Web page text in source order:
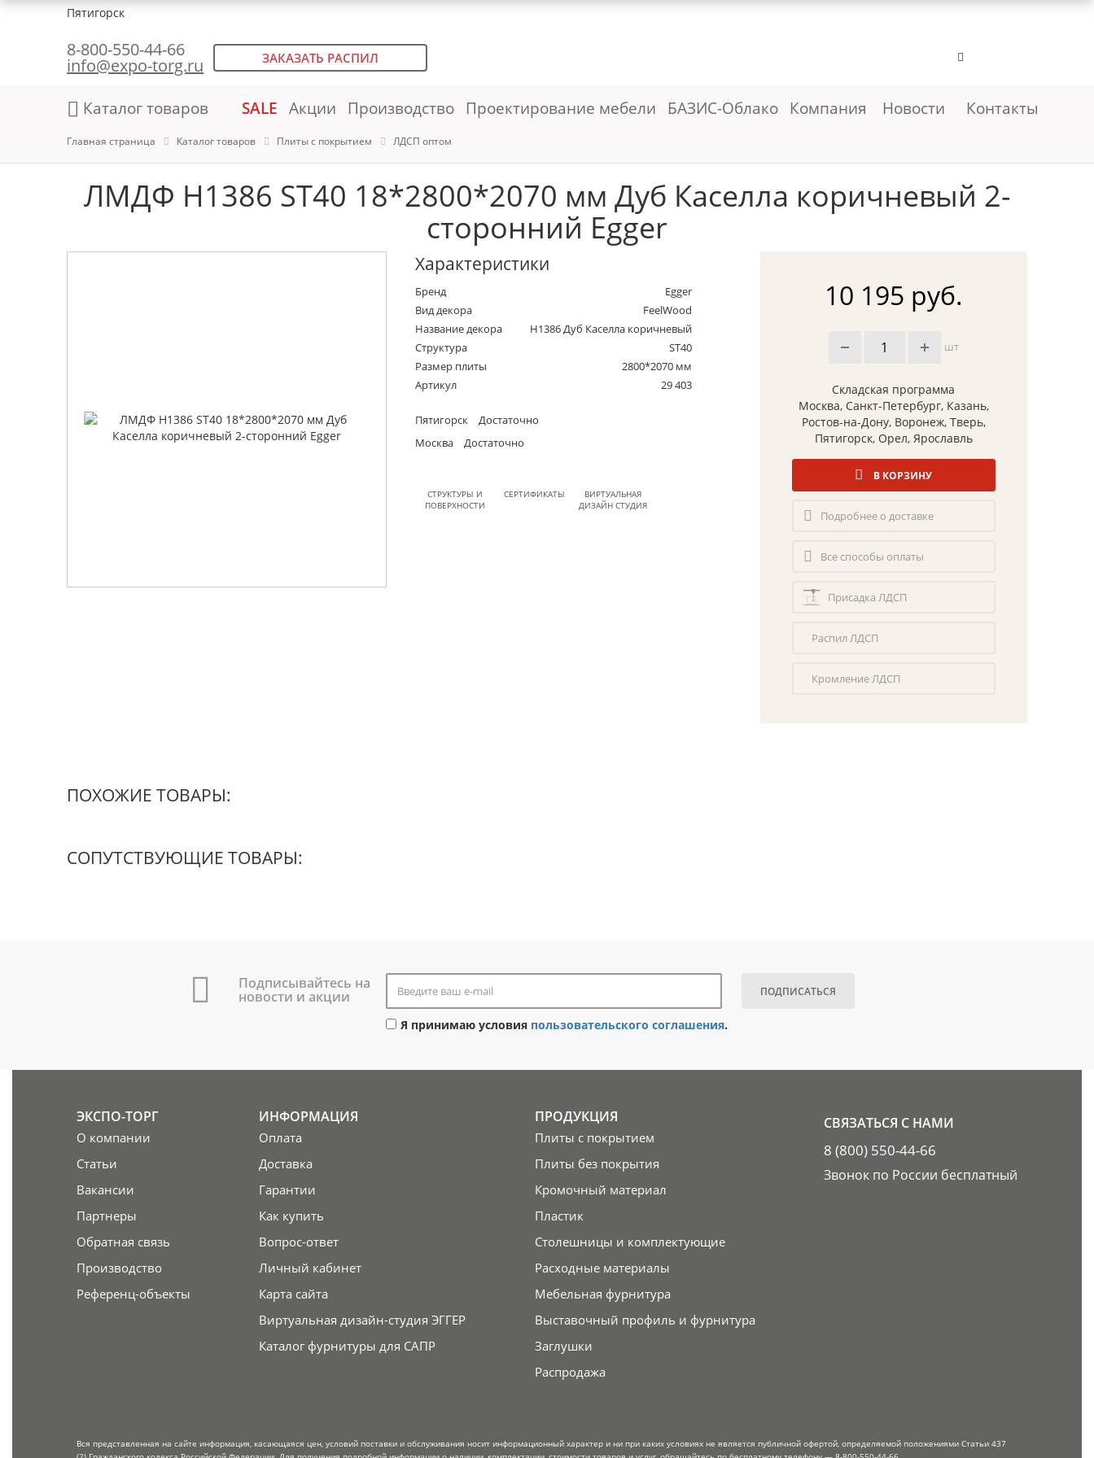
Пятигорск
8-800-550-44-66
info@expo-torg.ru ЗАКАЗАТЬ РАСПИЛ
Каталог товаров SALE Акции Производство Проектирование мебели БАЗИС-Облако Компания Новости Контакты
Главная страница Каталог товаров Плиты с покрытием ЛДСП оптом
ЛМДФ H1386 ST40 18*2800*2070 мм Дуб Каселла коричневый 2-
сторонний Egger
Характеристики
Бренд
Egger
Вид декора
FeelWood
Название декора
H1386 Дуб Каселла коричневый
Структура
ST40
Размер плиты
2800*2070 мм
Артикул
29 403
Пятигорск
Достаточно
Москва
Достаточно
СТРУКТУРЫ И
ПОВЕРХНОСТИ
СЕРТИФИКАТЫ
ВИРТУАЛЬНАЯ
ДИЗАЙН СТУДИЯ
10 195 руб.
шт
Складская программа
Москва, Санкт-Петербург, Казань,
Ростов-на-Дону, Воронеж, Тверь,
Пятигорск, Орел, Ярославль
В КОРЗИНУ
Подробнее о доставке
Все способы оплаты
Присадка ЛДСП
Распил ЛДСП
Кромление ЛДСП
ПОХОЖИЕ ТОВАРЫ:
СОПУТСТВУЮЩИЕ ТОВАРЫ:
Подписывайтесь на
новости и акции ПОДПИСАТЬСЯ
Я принимаю условия пользовательского соглашения.
ЭКСПО-ТОРГ
О компании
Статьи
Вакансии
Партнеры
Обратная связь
Производство
Референц-объекты
ИНФОРМАЦИЯ
Оплата
Доставка
Гарантии
Как купить
Вопрос-ответ
Личный кабинет
Карта сайта
Виртуальная дизайн-студия ЭГГЕР
Каталог фурнитуры для САПР
ПРОДУКЦИЯ
Плиты с покрытием
Плиты без покрытия
Кромочный материал
Пластик
Столешницы и комплектующие
Расходные материалы
Мебельная фурнитура
Выставочный профиль и фурнитура
Заглушки
Распродажа
СВЯЗАТЬСЯ С НАМИ
8 (800) 550-44-66
Звонок по России бесплатный
Вся представленная на сайте информация, касающаяся цен, условий поставки и обслуживания носит информационный характер и ни при каких условиях не является публичной офертой, определяемой положениями Статьи 437